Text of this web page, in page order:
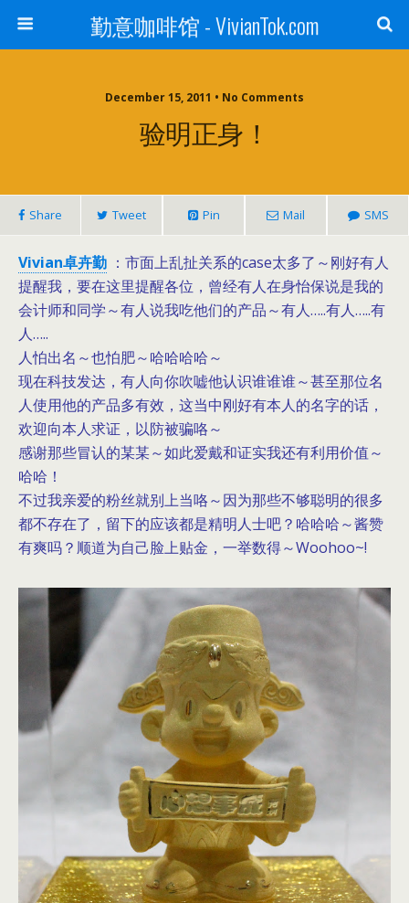
勤意咖啡馆 - VivianTok.com
December 15, 2011 • No Comments
验明正身！
Share Tweet Pin Mail SMS
Vivian卓卉勤 ：市面上乱扯关系的case太多了～刚好有人
提醒我，要在这里提醒各位，曾经有人在身怡保说是我的
会计师和同学～有人说我吃他们的产品～有人…..有人…..有
人…..
人怕出名～也怕肥～哈哈哈哈～
现在科技发达，有人向你吹嘘他认识谁谁谁～甚至那位名
人使用他的产品多有效，这当中刚好有本人的名字的话，
欢迎向本人求证，以防被骗咯～
感谢那些冒认的某某～如此爱戴和证实我还有利用价值～
哈哈！
不过我亲爱的粉丝就别上当咯～因为那些不够聪明的很多
都不存在了，留下的应该都是精明人士吧？哈哈哈～酱赞
有爽吗？顺道为自己脸上贴金，一举数得～Woohoo~!